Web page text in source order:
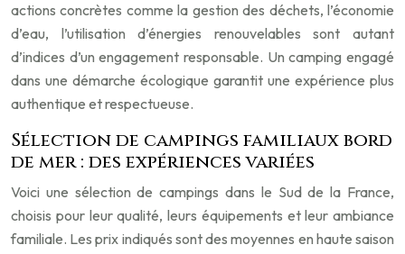
actions concrètes comme la gestion des déchets, l’économie
d’eau, l’utilisation d’énergies renouvelables sont autant
d’indices d’un engagement responsable. Un camping engagé
dans une démarche écologique garantit une expérience plus
authentique et respectueuse.
Sélection de campings familiaux bord
de mer : des expériences variées
Voici une sélection de campings dans le Sud de la France,
choisis pour leur qualité, leurs équipements et leur ambiance
familiale. Les prix indiqués sont des moyennes en haute saison